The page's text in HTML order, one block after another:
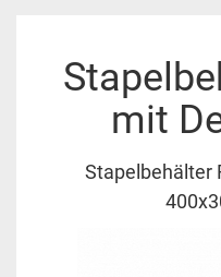
mit
Stapelbehälter